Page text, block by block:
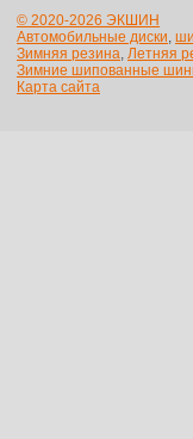
© 2020-2026 ЭКШИН
Автомобильные диски,
Зимняя резина, Летняя
Зимние шипованные
Карта сайта